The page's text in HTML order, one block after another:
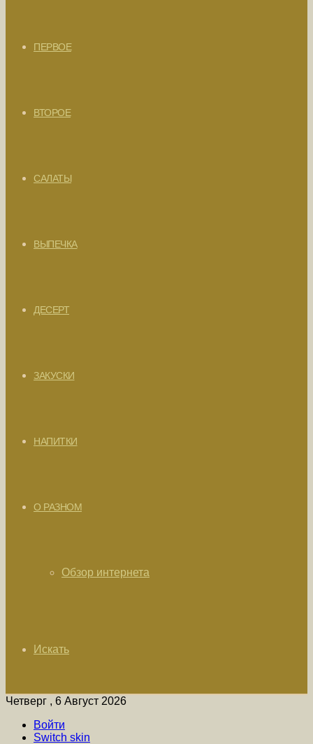
ПЕРВОЕ
ВТОРОЕ
САЛАТЫ
ВЫПЕЧКА
ДЕСЕРТ
ЗАКУСКИ
НАПИТКИ
О РАЗНОМ
Обзор интернета
Искать
Четверг , 6 Август 2026
Войти
Switch skin